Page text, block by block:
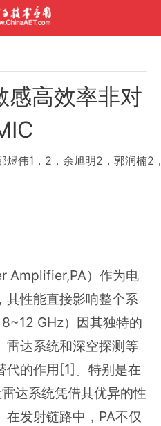
感高效率非对
煜伟1，2，余旭明2，郭润楠2
Amplifier,PA）作为电
其性能直接影响整个系
GHz）因其独特的
雷达系统和深空探测等
代的作用[1]。特别是在
达系统凭借其优异的性
发射链路中，PA不仅